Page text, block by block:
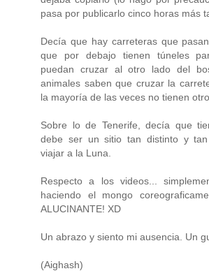
pasa por publicarlo cinco horas más
Decía que hay carreteras que
que por debajo tienen túneles
puedan cruzar al otro lado del
animales saben que cruzar la
la mayoría de las veces no tienen
Sobre lo de Tenerife, decía que
debe ser un sitio tan distinto y tan
viajar a la Luna.
Respecto a los videos...
haciendo el mongo
ALUCINANTE! XD
Un abrazo y siento mi ausencia. Un
(Aighash)